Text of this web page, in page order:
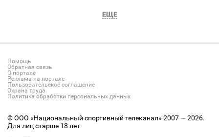
ЕЩЕ
Помощь
Обратная связь
О портале
Реклама на портале
Пользовательское соглашение
Охрана труда
Политика обработки персональных данных
© ООО «Национальный спортивный телеканал» 2007 — 2026.
Для лиц старше 18 лет